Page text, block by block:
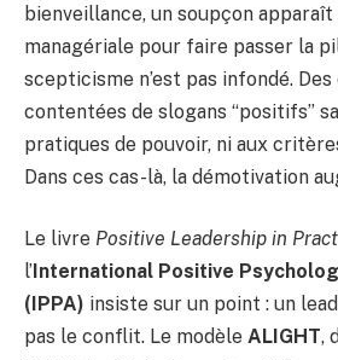
bienveillance, un soupçon apparaît
managériale pour faire passer la
scepticisme n’est pas infondé.
contentées de slogans “positifs”
pratiques de pouvoir, ni aux
Dans ces cas-là, la démotivation
Le livre Positive Leadership in
l’ International Positive
(IPPA) insiste sur un point : un
pas le conflit. Le modèle ALIGHT,